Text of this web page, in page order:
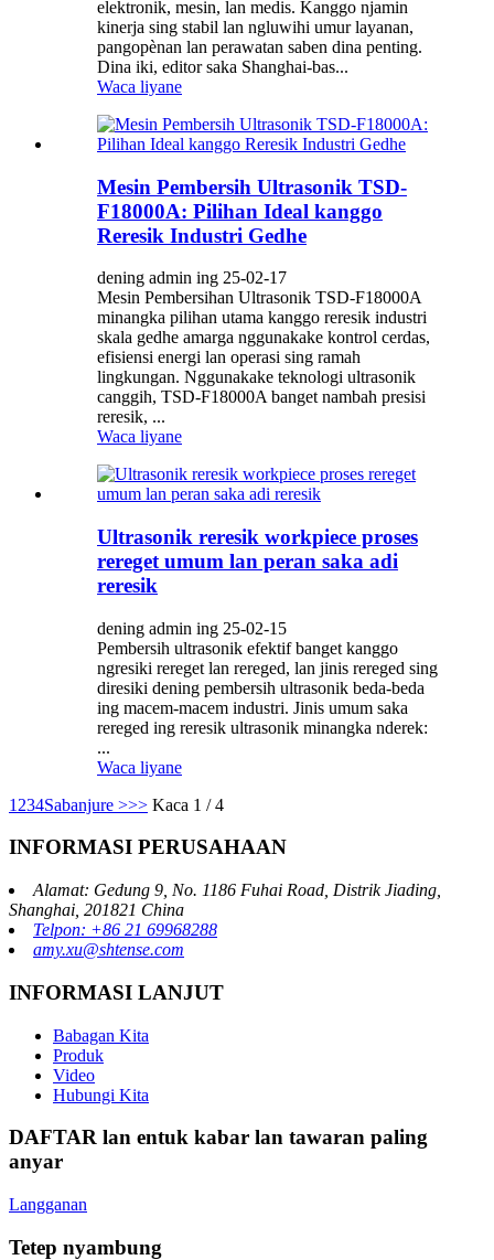
elektronik, mesin, lan medis. Kanggo njamin
kinerja sing stabil lan ngluwihi umur layanan,
pangopènan lan perawatan saben dina penting.
Dina iki, editor saka Shanghai-bas...
Waca liyane
Mesin Pembersih Ultrasonik TSD-
F18000A: Pilihan Ideal kanggo
Reresik Industri Gedhe
dening admin ing 25-02-17
Mesin Pembersihan Ultrasonik TSD-F18000A
minangka pilihan utama kanggo reresik industri
skala gedhe amarga nggunakake kontrol cerdas,
efisiensi energi lan operasi sing ramah
lingkungan. Nggunakake teknologi ultrasonik
canggih, TSD-F18000A banget nambah presisi
reresik, ...
Waca liyane
Ultrasonik reresik workpiece proses
rereget umum lan peran saka adi
reresik
dening admin ing 25-02-15
Pembersih ultrasonik efektif banget kanggo
ngresiki rereget lan rereged, lan jinis rereged sing
diresiki dening pembersih ultrasonik beda-beda
ing macem-macem industri. Jinis umum saka
rereged ing reresik ultrasonik minangka nderek:
...
Waca liyane
1 234Sabanjure >>> Kaca 1 / 4
INFORMASI PERUSAHAAN
Alamat: Gedung 9, No. 1186 Fuhai Road, Distrik Jiading,
Shanghai, 201821 China
Telpon: +86 21 69968288
amy.xu@shtense.com
INFORMASI LANJUT
Babagan Kita
Produk
Video
Hubungi Kita
DAFTAR lan entuk kabar lan tawaran paling
anyar
Langganan
Tetep nyambung